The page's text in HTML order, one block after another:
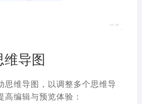
导图
思维导图，以调整多个思维导
编辑与预览体验：